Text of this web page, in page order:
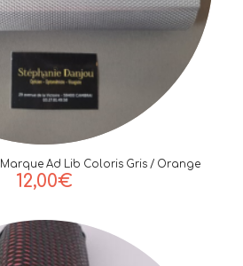
Marque Ad Lib Coloris Gris / Orange
12,00€